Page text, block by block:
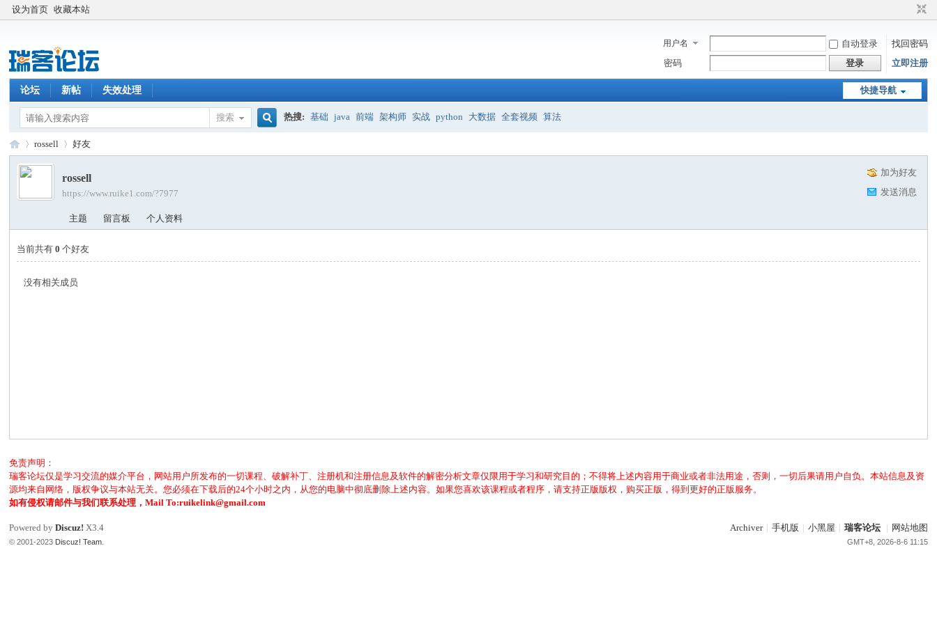
设为首页 收藏本站
用户名 自动登录
找回密码
密码
登录 立即注册
快捷导航
论坛 新帖 失效处理
搜索 热搜: 基础 java 前端 架构师 实战 python 大数据 全套视频 算法
论
›
rossell 好友
加为好友
发送消息
rossell
https://www.ruike1.com/?7977
主题 留言板 个人资料
当前共有0 个好友
没有相关成员
免责声明：
瑞客论坛仅是学习交流的媒介平台，网站用户所发布的一切课程、破解补丁、注册机和注册信息及软件的解密分析文章仅限用于学习和研究目的；不得将上述内容用于商业或者非法用途，否则，一切后果请用户自负。本站信息及资
源均来自网络，版权争议与本站无关。您必须在下载后的24个小时之内，从您的电脑中彻底删除上述内容。如果您喜欢该课程或者程序，请支持正版版权，购买正版，得到更好的正版服务。
如有侵权请邮件与我们联系处理，Mail To:ruikelink@gmail.com
Archiver | 手机版 | 小黑屋 | 瑞客论坛 | 网站地图
GMT+8, 2026-8-6 11:15
Powered byDiscuz! X3.4
© 2001-2023 Discuz! Team